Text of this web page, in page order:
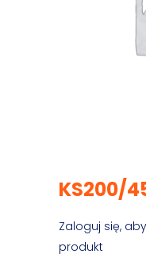
KS200/
Zaloguj się,
produkt